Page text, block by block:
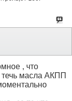
, что
масла АКПП